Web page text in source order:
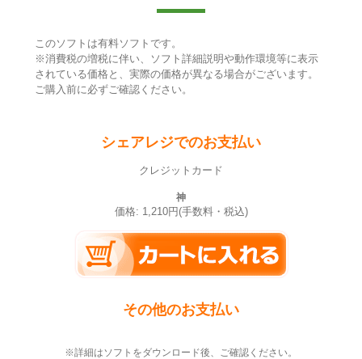
このソフトは有料ソフトです。
※消費税の増税に伴い、ソフト詳細説明や動作環境等に表示
されている価格と、実際の価格が異なる場合がございます。
ご購入前に必ずご確認ください。
シェアレジでのお支払い
クレジットカード
神
価格: 1,210円(手数料・税込)
その他のお支払い
※詳細はソフトをダウンロード後、ご確認ください。